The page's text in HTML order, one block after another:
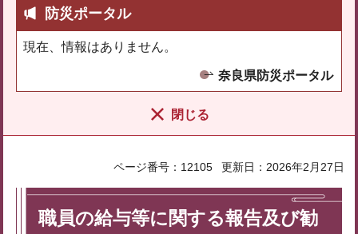
防災ポータル
現在、情報はありません。
奈良県防災ポータル
閉じる
ページ番号：12105 更新日：2026年2月27日
職員の給与等に関する報告及び勧